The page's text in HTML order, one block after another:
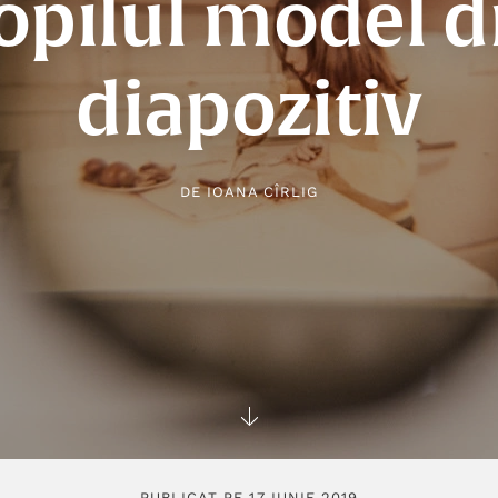
model
diapozitiv
DEIOANA CÎRLIG